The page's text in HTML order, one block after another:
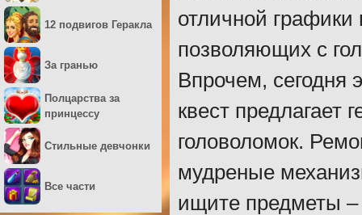
отличной
позволяющих с
Впрочем, сегодня
квест предлагает
головоломок.
мудреные
ищите предметы –
12 подвигов Геракла
За гранью
Полцарства за
принцессу
Стильные девчонки
Все части